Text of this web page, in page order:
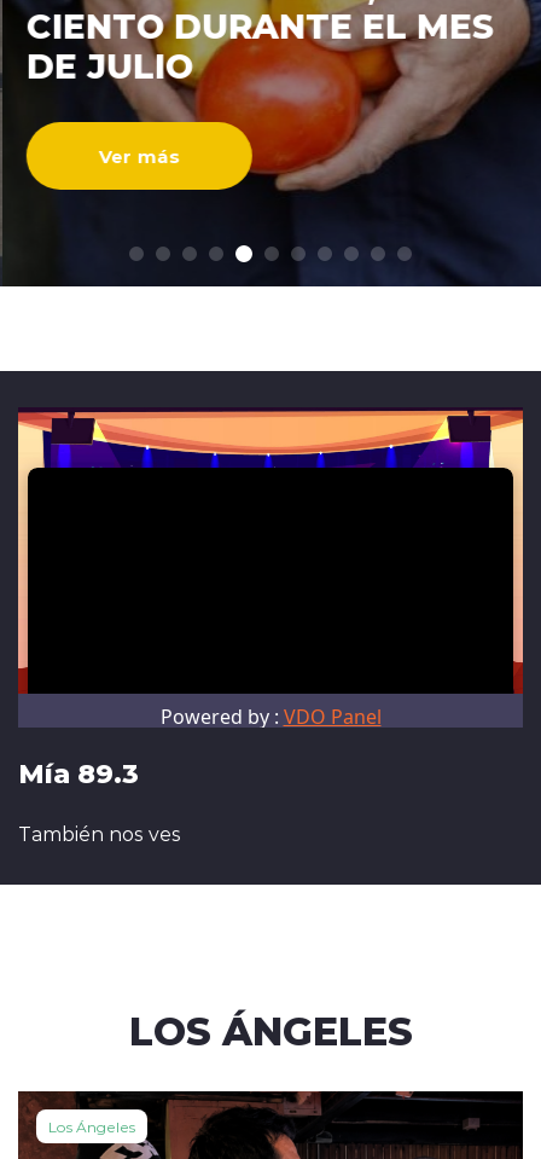
ENTREVISTAS
CIENTO DURANTE EL MES
DE JULIO
Ver más
Mía 89.3
También nos ves
LOS ÁNGELES
Los Ángeles